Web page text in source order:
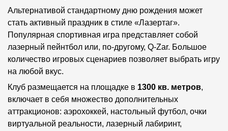
Альтернативой стандартному дню рождения может
стать активный праздник в стиле «Лазертаг».
Популярная спортивная игра представляет собой
лазерный пейнтбол или, по-другому, Q-Zar. Большое
количество игровых сценариев позволяет выбрать игру
на любой вкус.
Клуб размещается на площадке в 1300 кв. метров,
включает в себя множество дополнительных
аттракционов: аэрохоккей, настольный футбол, очки
виртуальной реальности, лазерный лабиринт,